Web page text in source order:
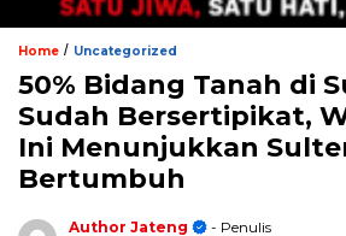
Home / Uncategorized
50% Bidang Tanah di
Sudah Bersertipikat,
Ini Menunjukkan
Bertumbuh
Author Jateng - Penulis